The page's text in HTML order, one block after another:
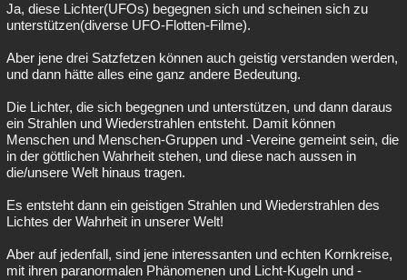
Ja, diese Lichter(UFOs) begegnen sich und scheinen sich zu
unterstützen(diverse UFO-Flotten-Filme).
Aber jene drei Satzfetzen können auch geistig verstanden werden,
und dann hätte alles eine ganz andere Bedeutung.
Die Lichter, die sich begegnen und unterstützen, und dann daraus
ein Strahlen und Wiederstrahlen entsteht. Damit können
Menschen und Menschen-Gruppen und -Vereine gemeint sein, die
in der göttlichen Wahrheit stehen, und diese nach aussen in
die/unsere Welt hinaus tragen.
Es entsteht dann ein geistigen Strahlen und Wiederstrahlen des
Lichtes der Wahrheit in unserer Welt!
Aber auf jedenfall, sind jene interessanten und echten Kornkreise,
mit ihren paranormalen Phänomenen und Licht-Kugeln und -